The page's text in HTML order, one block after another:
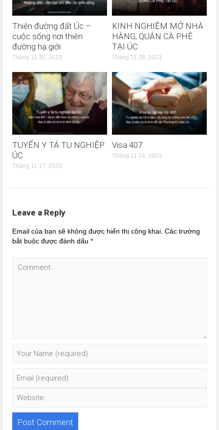
Thiên đường đất Úc –
cuộc sống nơi thiên
đường hạ giới
Tháng 11 30, 2023
KINH NGHIỆM MỞ NHÀ
HÀNG, QUÁN CÀ PHÊ
TẠI ÚC
Tháng 11 28, 2023
TUYỂN Y TÁ TU NGHIỆP
ÚC
Tháng 11 17, 2023
Visa 407
Tháng 11 14, 2023
Leave a Reply
Email của bạn sẽ không được hiển thị công khai. Các trường
bắt buộc được đánh dấu*